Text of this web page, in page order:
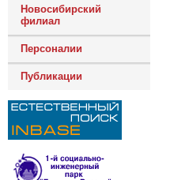
Новосибирский
филиал
Персоналии
Публикации